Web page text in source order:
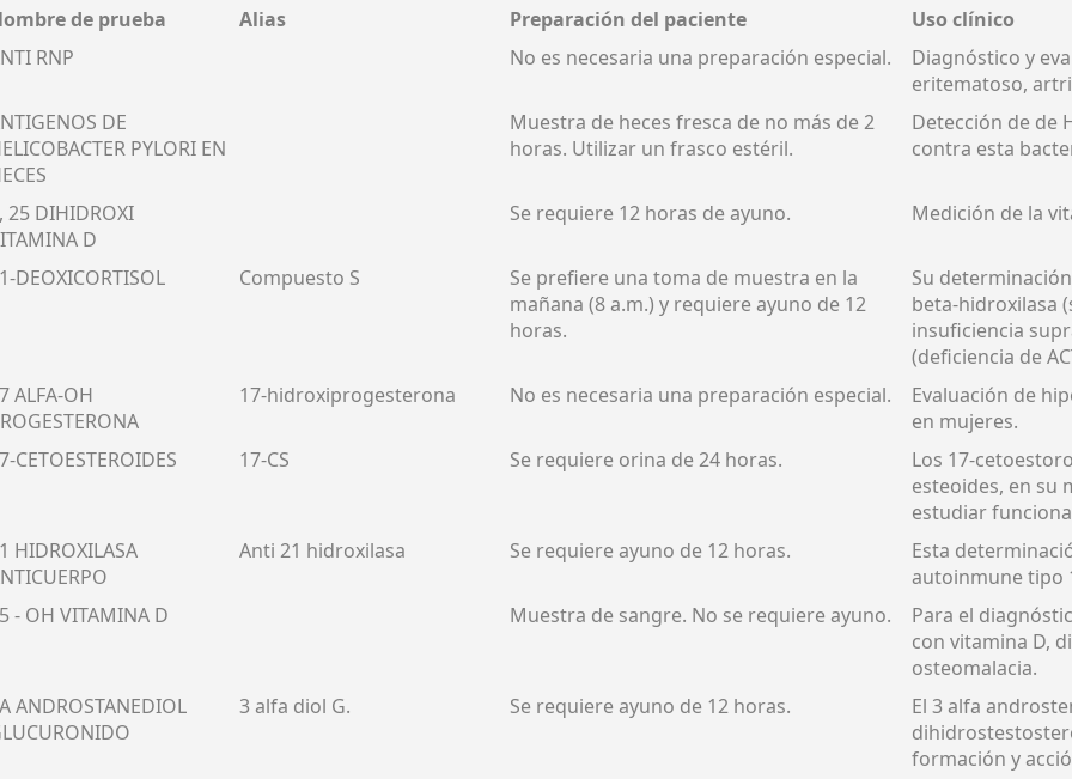
de prueba Alias Preparación del paciente
Uso clínico
RNP
No es necesaria una preparación especial.
Diagnóstico y
eritematoso,
DE
PYLORI EN
Muestra de heces fresca de no más de 2
horas. Utilizar un frasco estéril.
Detección de de
contra esta
25 DIHIDROXI
D
Se requiere 12 horas de ayuno. Medición de la
DEOXICORTISOL Compuesto S
Se prefiere una toma de muestra en la
mañana (8 a.m.) y requiere ayuno de 12
horas.
Su
beta-hidroxilasa
insuficiencia
(deficiencia de
ALFA-OH
17-hidroxiprogesterona No es necesaria una preparación especial.
Evaluación de
en mujeres.
CETOESTEROIDES
17-CS Se requiere orina de 24 horas.
Los 17-
esteoides, en su
estudiar
HIDROXILASA
Anti 21 hidroxilasa Se requiere ayuno de 12 horas.
Esta
autoinmune tipo
- OH VITAMINA D
Muestra de sangre. No se requiere ayuno.
Para el
con vitamina D,
osteomalacia.
ANDROSTANEDIOL
3 alfa diol G. Se requiere ayuno de 12 horas.
El 3 alfa
formación y